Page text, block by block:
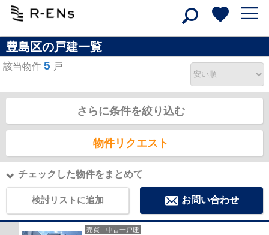
豊島区の戸建一覧
該当物件 5 戸
さらに条件を絞り込む
物件リクエスト
チェックした物件をまとめて
検討リストに追加 お問い合わせ
売買｜中古一戸建